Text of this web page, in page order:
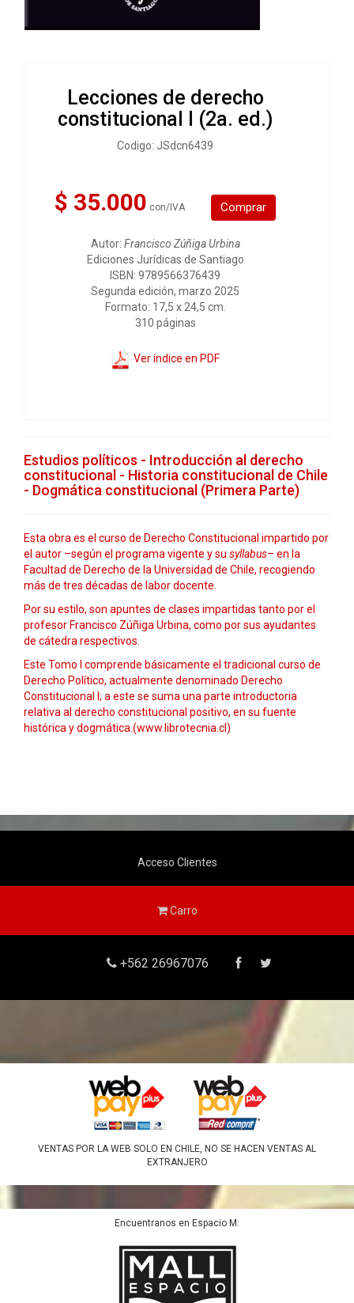
Lecciones de derecho
constitucional I (2a. ed.)
Codigo: JSdcn6439
$ 35.000 con/IVA Comprar
Autor: Francisco Zúñiga Urbina
Ediciones Jurídicas de Santiago
ISBN: 9789566376439
Segunda edición, marzo 2025
Formato: 17,5 x 24,5 cm.
310 páginas
Ver índice en PDF
Estudios políticos - Introducción al derecho
constitucional - Historia constitucional de Chile
- Dogmática constitucional (Primera Parte)
Esta obra es el curso de Derecho Constitucional impartido por
el autor –según el programa vigente y su syllabus– en la
Facultad de Derecho de la Universidad de Chile, recogiendo
más de tres décadas de labor docente.
Por su estilo, son apuntes de clases impartidas tanto por el
profesor Francisco Zúñiga Urbina, como por sus ayudantes
de cátedra respectivos.
Este Tomo I comprende básicamente el tradicional curso de
Derecho Político, actualmente denominado Derecho
Constitucional I; a este se suma una parte introductoria
relativa al derecho constitucional positivo, en su fuente
histórica y dogmática.(www.librotecnia.cl)
Acceso Clientes
Carro
+562 26967076
VENTAS POR LA WEB SOLO EN CHILE, NO SE HACEN VENTAS AL
EXTRANJERO
Encuentranos en Espacio M: